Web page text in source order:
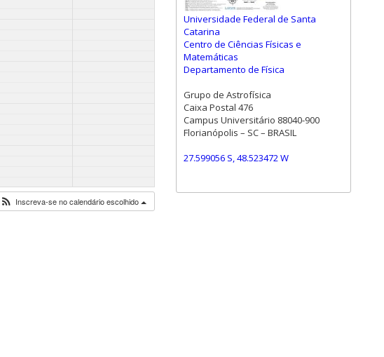
Inscreva-se no calendário escolhido
Universidade Federal de Santa
Catarina
Centro de Ciências Físicas e
Matemáticas
Departamento de Física
Grupo de Astrofísica
Caixa Postal 476
Campus Universitário 88040-900
Florianópolis – SC – BRASIL
27.599056 S, 48.523472 W